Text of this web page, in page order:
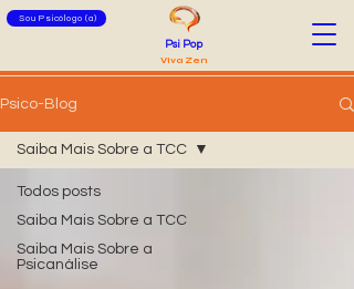
Sou Psicólogo (a)
Psi Pop
Viva Zen
Psico-Blog
Todos posts
Saiba Mais Sobre a TCC
Saiba Mais Sobre a
Psicanálise
Saiba Mais Sobre a TCC